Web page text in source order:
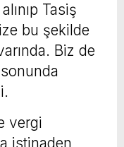
Tasiş
bu şekilde
Biz de
vergi
istinaden